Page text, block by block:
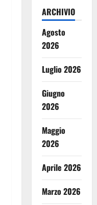
ARCHIVIO
Agosto
2026
Luglio 2026
Giugno
2026
Maggio
2026
Aprile 2026
Marzo 2026